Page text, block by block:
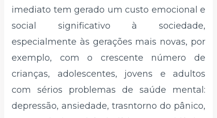
imediato tem gerado um custo emocional e
social significativo à sociedade,
especialmente às gerações mais novas, por
exemplo, com o crescente número de
crianças, adolescentes, jovens e adultos
com sérios problemas de saúde mental:
depressão, ansiedade, trasntorno do pânico,